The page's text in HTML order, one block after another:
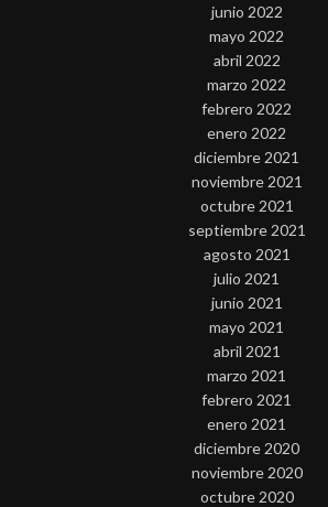
junio 2022
mayo 2022
abril 2022
marzo 2022
febrero 2022
enero 2022
diciembre 2021
noviembre 2021
octubre 2021
septiembre 2021
agosto 2021
julio 2021
junio 2021
mayo 2021
abril 2021
marzo 2021
febrero 2021
enero 2021
diciembre 2020
noviembre 2020
octubre 2020